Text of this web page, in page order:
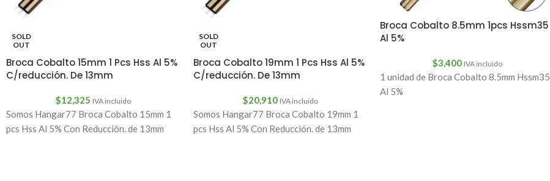
SOLD
OUT
Broca Cobalto 15mm 1 Pcs Hss Al 5%
C/reducción. De 13mm
$12,325 IVA incluido
Somos Hangar77 Broca Cobalto 15mm 1
pcs Hss Al 5% Con Reducción. de 13mm
SOLD
OUT
Broca Cobalto 19mm 1 Pcs Hss Al 5%
C/reducción. De 13mm
$20,910 IVA incluido
Somos Hangar77 Broca Cobalto 19mm 1
pcs Hss Al 5% Con Reducción. de 13mm
Broca Cobalto 8.5mm 1pcs Hssm35
Al 5%
$3,400 IVA incluido
1 unidad de Broca Cobalto 8.5mm Hssm35
Al 5%